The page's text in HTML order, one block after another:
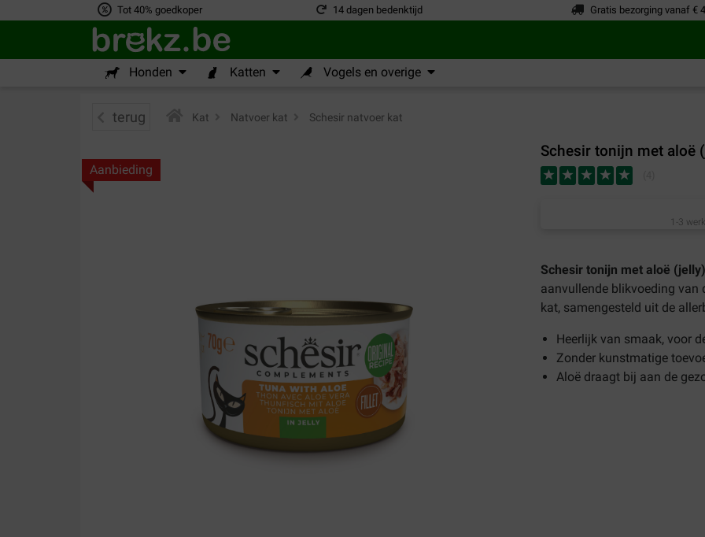
Tot 40% goedkoper 14 dagen bedenktijd Gratis bezorging vanaf €
Honden Katten Vogels en overige
terug Kat Natvoer kat Schesir natvoer kat
Schesir tonijn met aloë
Aanbieding
1-3
Schesir tonijn met aloë
aanvullende blikvoeding van
kat, samengesteld uit de
Heerlijk van smaak, voor
Zonder kunstmatige
Aloë draagt bij aan de